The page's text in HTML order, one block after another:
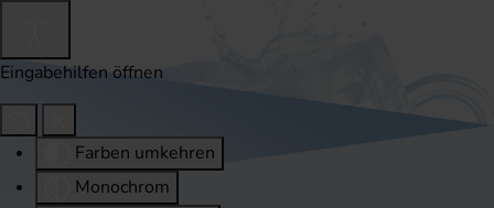
Eingabehilfen öffnen
Farben umkehren
Monochrom